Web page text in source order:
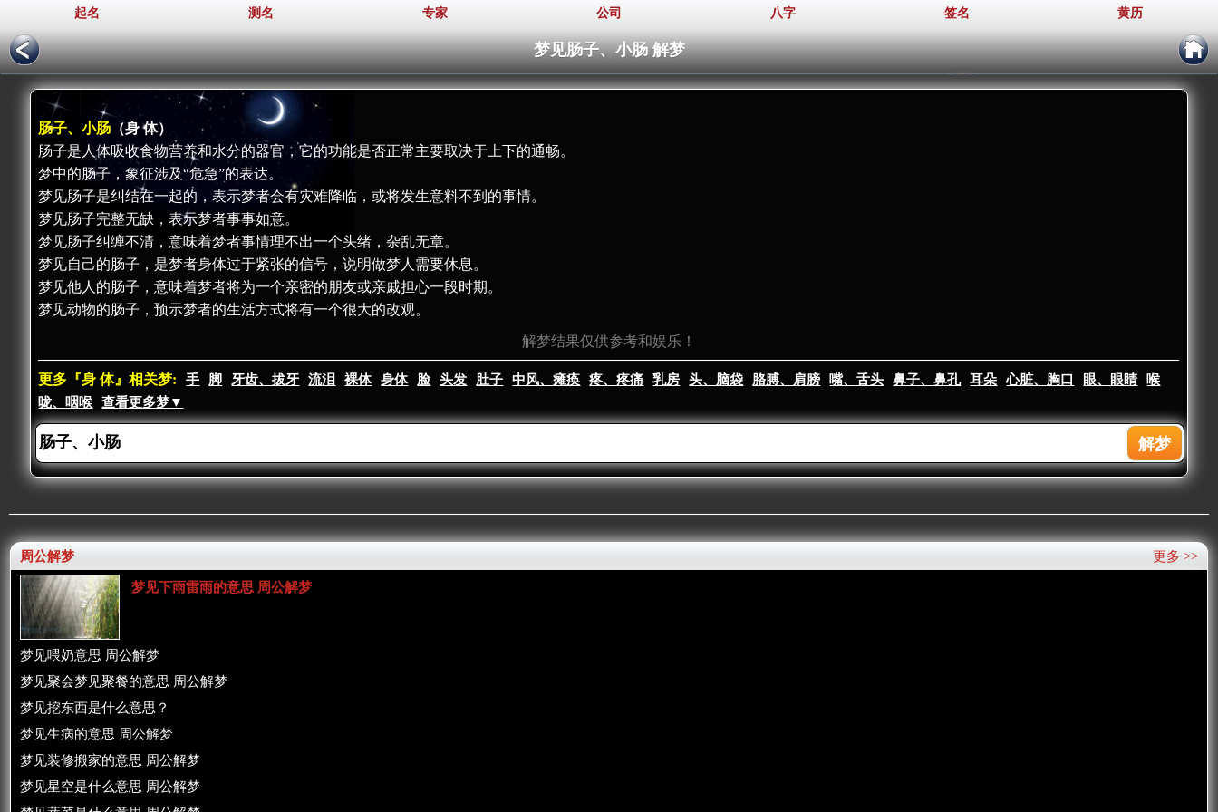
起名 测名 专家 公司 八字 签名 黄历
梦见肠子、小肠 解梦
肠子、小肠 （身 体）
肠子是人体吸收食物营养和水分的器官，它的功能是否正常主要取决于上下的通畅。
梦中的肠子，象征涉及“危急”的表达。
梦见肠子是纠结在一起的，表示梦者会有灾难降临，或将发生意料不到的事情。
梦见肠子完整无缺，表示梦者事事如意。
梦见肠子纠缠不清，意味着梦者事情理不出一个头绪，杂乱无章。
梦见自己的肠子，是梦者身体过于紧张的信号，说明做梦人需要休息。
梦见他人的肠子，意味着梦者将为一个亲密的朋友或亲戚担心一段时期。
梦见动物的肠子，预示梦者的生活方式将有一个很大的改观。
解梦结果仅供参考和娱乐！
更多『身 体』相关梦: 手 脚 牙齿、拔牙 流泪 裸体 身体 脸 头发 肚子 中风、瘫痪 疼、疼痛 乳房 头、脑袋 胳膊、肩膀 嘴、舌头 鼻子、鼻孔 耳朵 心脏、胸口 眼、眼睛
喉
咙、咽喉
查看更多梦▼
更多 >>
周公解梦
梦见下雨雷雨的意思 周公解梦
梦见喂奶意思 周公解梦
梦见聚会梦见聚餐的意思 周公解梦
梦见挖东西是什么意思？
梦见生病的意思 周公解梦
梦见装修搬家的意思 周公解梦
梦见星空是什么意思 周公解梦